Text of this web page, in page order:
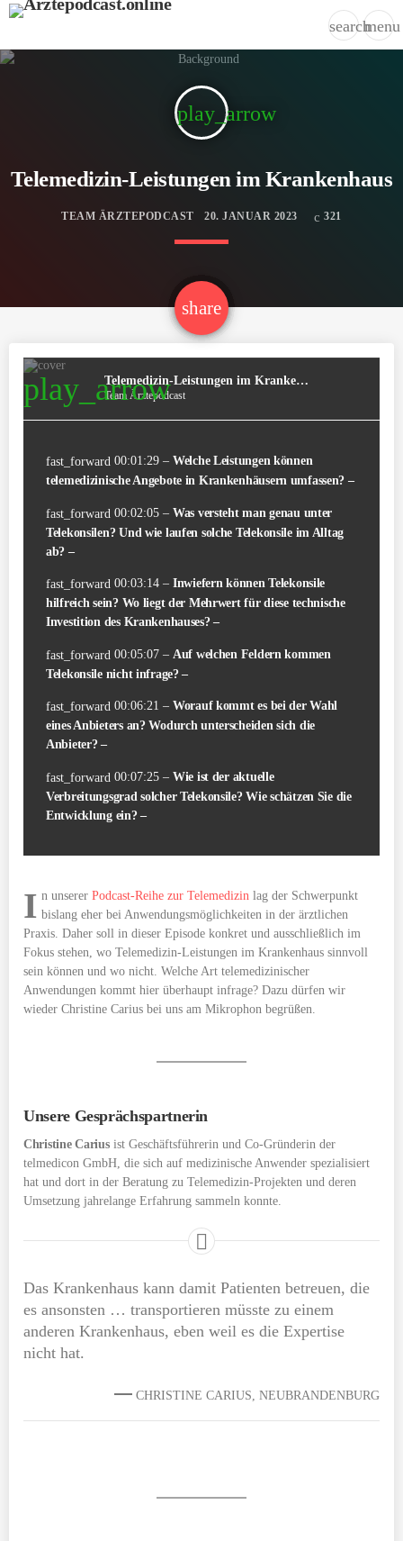
searchmenu
play_arrow
Telemedizin-Leistungen im Krankenhaus
TEAM ÄRZTEPODCAST 20. JANUAR 2023 321
share
email
play_arrow Telemedizin-Leistungen im Krankenhaus
Team Ärztepodcast
fast_forward 00:01:29 – Welche Leistungen können
telemedizinische Angebote in Krankenhäusern umfassen? –
fast_forward 00:02:05 – Was versteht man genau unter
Telekonsilen? Und wie laufen solche Telekonsile im Alltag
ab? –
fast_forward 00:03:14 – Inwiefern können Telekonsile
hilfreich sein? Wo liegt der Mehrwert für diese technische
Investition des Krankenhauses? –
fast_forward 00:05:07 – Auf welchen Feldern kommen
Telekonsile nicht infrage? –
fast_forward 00:06:21 – Worauf kommt es bei der Wahl
eines Anbieters an? Wodurch unterscheiden sich die
Anbieter? –
fast_forward 00:07:25 – Wie ist der aktuelle
Verbreitungsgrad solcher Telekonsile? Wie schätzen Sie die
Entwicklung ein? –
I n unserer Podcast-Reihe zur Telemedizin lag der Schwerpunkt
bislang eher bei Anwendungsmöglichkeiten in der ärztlichen
Praxis. Daher soll in dieser Episode konkret und ausschließlich im
Fokus stehen, wo Telemedizin-Leistungen im Krankenhaus sinnvoll
sein können und wo nicht. Welche Art telemedizinischer
Anwendungen kommt hier überhaupt infrage? Dazu dürfen wir
wieder Christine Carius bei uns am Mikrophon begrüßen.
Unsere Gesprächspartnerin
Christine Cariusist Geschäftsführerin und Co-Gründerin der
telmedicon GmbH, die sich auf medizinische Anwender spezialisiert
hat und dort in der Beratung zu Telemedizin-Projekten und deren
Umsetzung jahrelange Erfahrung sammeln konnte.
Das Krankenhaus kann damit Patienten betreuen, die
es ansonsten … transportieren müsste zu einem
anderen Krankenhaus, eben weil es die Expertise
nicht hat.
CHRISTINE CARIUS, NEUBRANDENBURG